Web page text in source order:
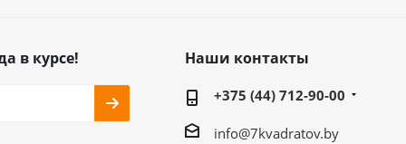
в курсе! Наши контакты
+375 (44) 712-90-00
info@7kvadratov.by